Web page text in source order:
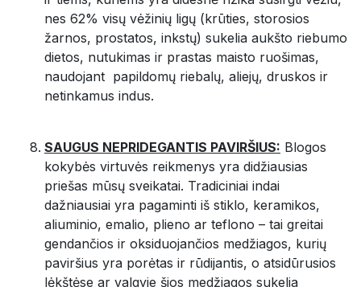
nes 62% visų vėžinių ligų (krūties, storosios
žarnos, prostatos, inkstų) sukelia aukšto riebumo
dietos, nutukimas ir prastas maisto ruošimas,
naudojant papildomų riebalų, aliejų, druskos ir
netinkamus indus.
SAUGUS NEPRIDEGANTIS PAVIRŠIUS: Blogos
kokybės virtuvės reikmenys yra didžiausias
priešas mūsų sveikatai. Tradiciniai indai
dažniausiai yra pagaminti iš stiklo, keramikos,
aliuminio, emalio, plieno ar teflono – tai greitai
gendančios ir oksiduojančios medžiagos, kurių
paviršius yra porėtas ir rūdijantis, o atsidūrusios
lėkštėse ar valgyje šios medžiagos sukelia